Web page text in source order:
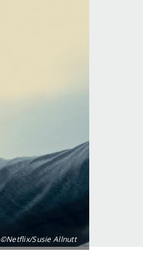
©Netflix/Susie Allnutt